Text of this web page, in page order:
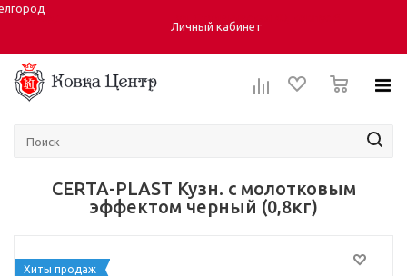
Город:
Личный кабинет
CERTA-PLAST Кузн. с молотковым
эффектом черный (0,8кг)
Хиты продаж